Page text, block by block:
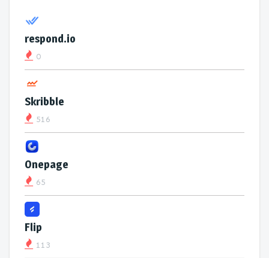
respond.io
0
Skribble
516
Onepage
65
Flip
113